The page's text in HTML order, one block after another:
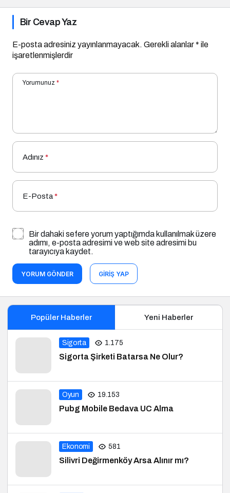
Bir Cevap Yaz
E-posta adresiniz yayınlanmayacak. Gerekli alanlar* ile
işaretlenmişlerdir
Yorumunuz *
Adınız *
E-Posta*
Bir dahaki sefere yorum yaptığımda kullanılmak üzere
adımı, e-posta adresimi ve web site adresimi bu
tarayıcıya kaydet.
YORUM GÖNDER GIRIŞ YAP
Popüler Haberler Yeni Haberler
Sigorta 1.175
Sigorta Şirketi Batarsa Ne Olur?
Oyun 19.153
Pubg Mobile Bedava UC Alma
Ekonomi 581
Silivri Değirmenköy Arsa Alınır mı?